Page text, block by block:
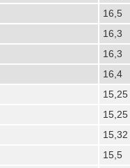
16,5
16,3
16,3
16,4
15,25
15,25
15,32
15,5